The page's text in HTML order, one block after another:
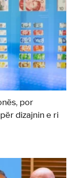
por
dizajnin e ri